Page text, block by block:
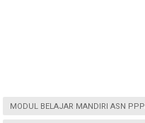
MODUL BELAJAR MANDIRI ASN